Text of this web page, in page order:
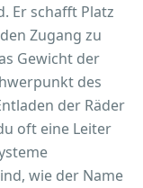
Er schafft Platz
Zugang zu
Gewicht der
des
der Räder
oft eine Leiter
wie der Name